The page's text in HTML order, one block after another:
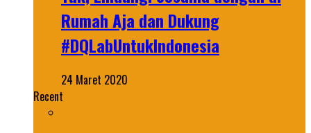
Rumah Aja dan Dukung
#DQLabUntukIndonesia
24 Maret 2020
Recent